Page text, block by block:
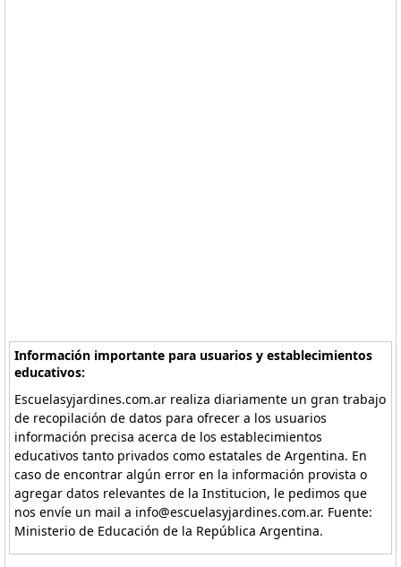
Información importante para usuarios y establecimientos
educativos:
Escuelasyjardines.com.ar realiza diariamente un gran trabajo
de recopilación de datos para ofrecer a los usuarios
información precisa acerca de los establecimientos
educativos tanto privados como estatales de Argentina. En
caso de encontrar algún error en la información provista o
agregar datos relevantes de la Institucion, le pedimos que
nos envíe un mail a info@escuelasyjardines.com.ar. Fuente:
Ministerio de Educación de la República Argentina.